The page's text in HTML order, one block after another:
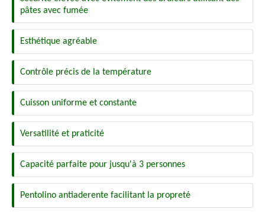
pâtes avec fumée
Esthétique agréable
Contrôle précis de la température
Cuisson uniforme et constante
Versatilité et praticité
Capacité parfaite pour jusqu'à 3 personnes
Pentolino antiaderente facilitant la propreté